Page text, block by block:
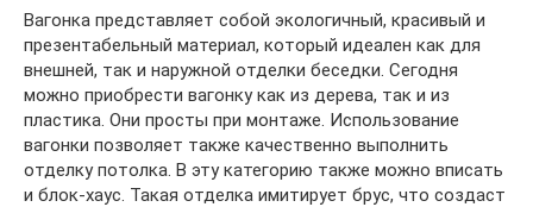
Вагонка представляет собой экологичный, красивый и
презентабельный материал, который идеален как для
внешней, так и наружной отделки беседки. Сегодня
можно приобрести вагонку как из дерева, так и из
пластика. Они просты при монтаже. Использование
вагонки позволяет также качественно выполнить
отделку потолка. В эту категорию также можно вписать
и блок-хаус. Такая отделка имитирует брус, что создаст